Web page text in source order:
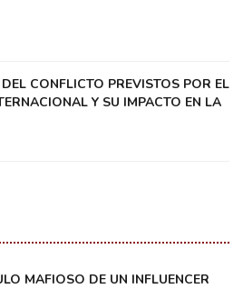
CONFLICTO PREVISTOS POR EL
Y SU IMPACTO EN LA
MAFIOSO DE UN INFLUENCER